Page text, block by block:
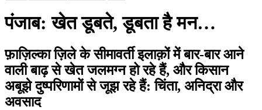
पंजाब: खेत डूबते, डूबता है मन…
फ़ाज़िल्का ज़िले के सीमावर्ती इलाक़ों में बार-बार आने
वाली बाढ़ से खेत जलमग्न हो रहे हैं, और किसान
अबूझे दुष्परिणामों से जूझ रहे हैं: चिंता, अनिद्रा और
अवसाद